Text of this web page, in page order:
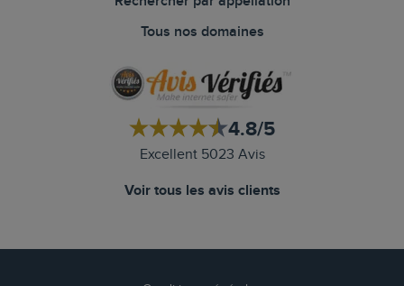
Tous nos domaines
4.8/5
Excellent 5023 Avis
Voir tous les avis clients